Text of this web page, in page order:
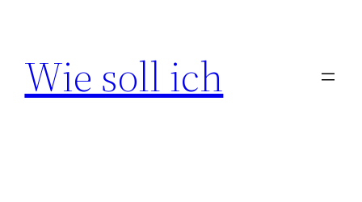
springen
Wie soll ich